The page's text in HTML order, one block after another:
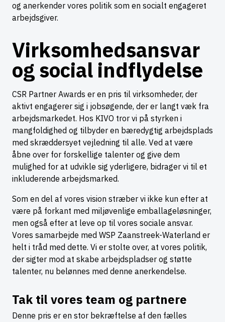
og anerkender vores politik som en socialt engageret
arbejdsgiver.
Virksomhedsansvar
og social indflydelse
CSR Partner Awards er en pris til virksomheder, der
aktivt engagerer sig i jobsøgende, der er langt væk fra
arbejdsmarkedet. Hos KIVO tror vi på styrken i
mangfoldighed og tilbyder en bæredygtig arbejdsplads
med skræddersyet vejledning til alle. Ved at være
åbne over for forskellige talenter og give dem
mulighed for at udvikle sig yderligere, bidrager vi til et
inkluderende arbejdsmarked.
Som en del af vores vision stræber vi ikke kun efter at
være på forkant med miljøvenlige emballageløsninger,
men også efter at leve op til vores sociale ansvar.
Vores samarbejde med WSP Zaanstreek-Waterland er
helt i tråd med dette. Vi er stolte over, at vores politik,
der sigter mod at skabe arbejdspladser og støtte
talenter, nu belønnes med denne anerkendelse.
Tak til vores team og partnere
Denne pris er en stor bekræftelse af den fælles